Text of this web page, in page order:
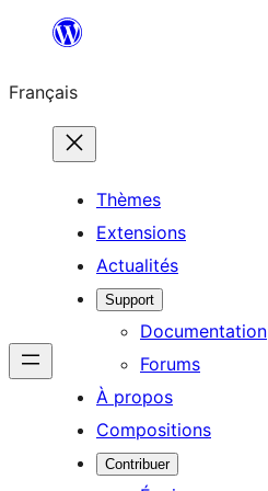
contenu
Français
Thèmes
Extensions
Actualités
Support
Documentation
Forums
À propos
Compositions
Contribuer